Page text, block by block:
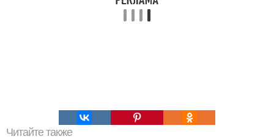
Читайте также